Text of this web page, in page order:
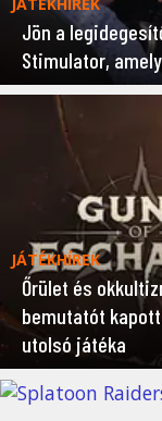
Jön a
Stimulator,
JÁTÉKHÍREK
Őrület és
bemutatót
utolsó játéka